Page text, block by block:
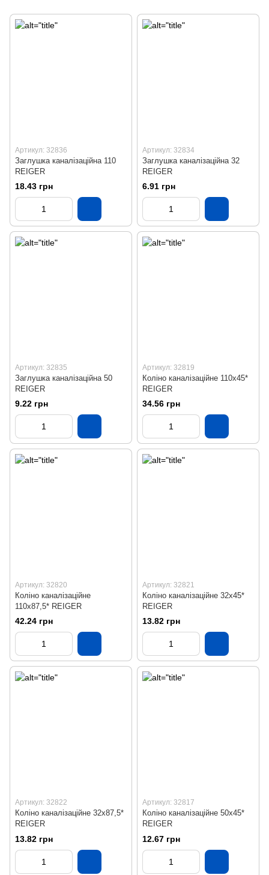
Артикул: 32836
Заглушка каналізаційна 110
REIGER
18.43 грн
Артикул: 32834
Заглушка каналізаційна 32
REIGER
6.91 грн
Артикул: 32835
Заглушка каналізаційна 50
REIGER
9.22 грн
Артикул: 32819
Коліно каналізаційне 110х45*
REIGER
34.56 грн
Артикул: 32820
Коліно каналізаційне
110х87,5* REIGER
42.24 грн
Артикул: 32821
Коліно каналізаційне 32х45*
REIGER
13.82 грн
Артикул: 32822
Коліно каналізаційне 32х87,5*
REIGER
13.82 грн
Артикул: 32817
Коліно каналізаційне 50х45*
REIGER
12.67 грн